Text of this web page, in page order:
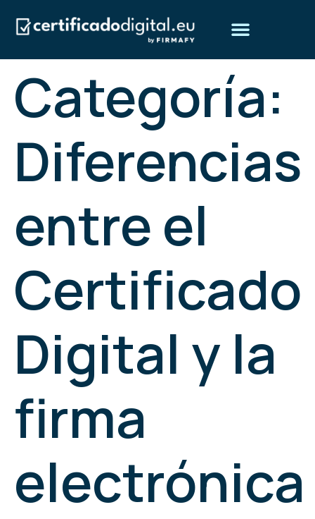
Categoría:
Diferencias
entre el
Certificado
Digital y la
firma
electrónica